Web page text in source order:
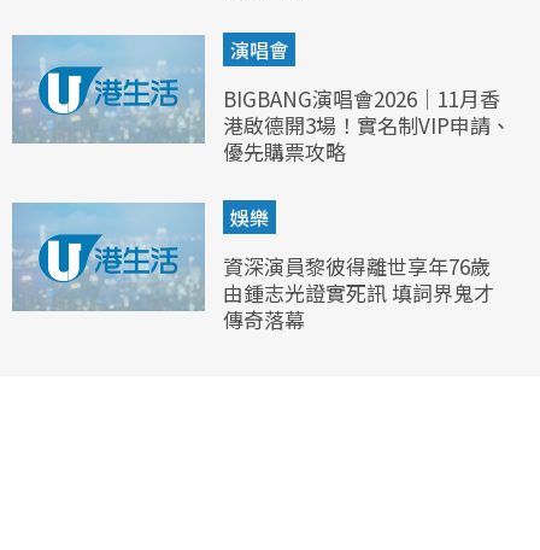
演唱會
BIGBANG演唱會2026｜11月香
港啟德開3場！實名制VIP申請、
優先購票攻略
娛樂
資深演員黎彼得離世享年76歲
由鍾志光證實死訊 填詞界鬼才
傳奇落幕